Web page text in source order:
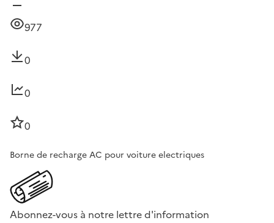
977
0
0
0
Borne de recharge AC pour voiture electriques
Abonnez-vous à notre lettre d'information